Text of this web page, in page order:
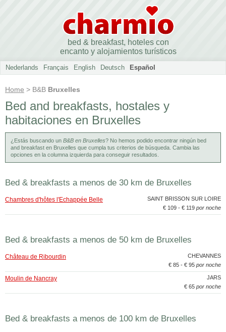
bed & breakfast, hoteles con
encanto y alojamientos turísticos
Nederlands Français English Deutsch Español
Home > B&B Bruxelles
Bed and breakfasts, hostales y
habitaciones en Bruxelles
¿Estás buscando un B&B en Bruxelles? No hemos podido encontrar ningún bed
and breakfast en Bruxelles que cumpla tus criterios de búsqueda. Cambia las
opciones en la columna izquierda para conseguir resultados.
Bed & breakfasts a menos de 30 km de Bruxelles
SAINT BRISSON SUR LOIRE
Chambres d'hôtes l'Echappée Belle
€ 109 - € 119 por noche
Bed & breakfasts a menos de 50 km de Bruxelles
CHEVANNES
Château de Ribourdin
€ 85 - € 95 por noche
JARS
Moulin de Nancray
€ 65 por noche
Bed & breakfasts a menos de 100 km de Bruxelles